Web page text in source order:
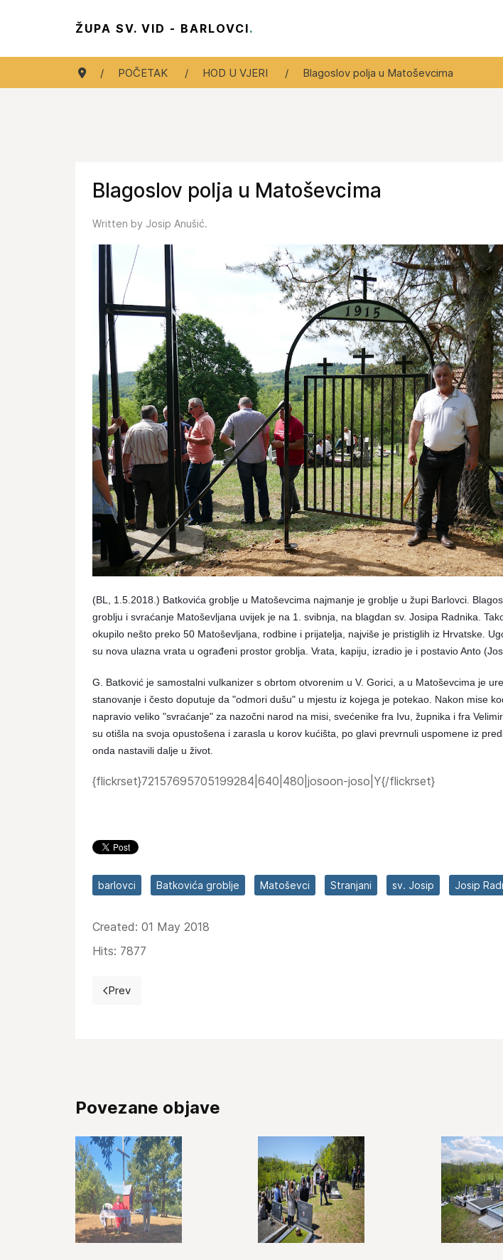
ŽUPA SV. VID - BARLOVCI.
POČETAK HOD U VJERI Blagoslov polja u Matoševcima
Blagoslov polja u Matoševcima
Written by Josip Anušić.
(BL, 1.5.2018.) Batkovića groblje u Matoševcima najmanje je groblje u župi Barlovci.
groblju i svraćanje Matoševljana uvijek je na 1. svibnja, na blagdan sv. Josipa Radnika.
okupilo nešto preko 50 Matoševljana, rodbine i prijatelja, najviše je pristiglih iz Hrvatske.
su nova ulazna vrata u ograđeni prostor groblja. Vrata, kapiju, izradio je i postavio Anto
G. Batković je samostalni vulkanizer s obrtom otvorenim u V. Gorici, a u Matoševcima je
stanovanje i često doputuje da "odmori dušu" u mjestu iz kojega je potekao. Nakon mise
napravio veliko "svraćanje" za nazočni narod na misi, svećenike fra Ivu, župnika i fra
su otišla na svoja opustošena i zarasla u korov kućišta, po glavi prevrnuli uspomene iz
onda nastavili dalje u život.
{flickrset}72157695705199284|640|480|josoon-joso|Y{/flickrset}
barlovci Batkovića groblje Matoševci Stranjani sv. Josip Josip
Created: 01 May 2018
Hits: 7877
Previous article: Gospa od Anđela 2018.
Prev
Povezane objave